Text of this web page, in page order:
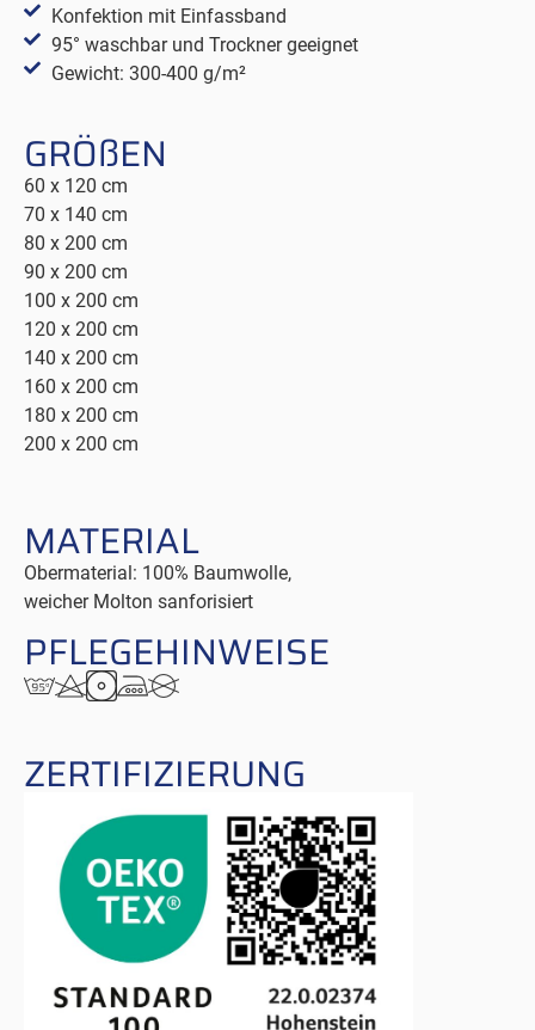
Konfektion mit Einfassband
95° waschbar und Trockner geeignet
Gewicht: 300-400 g/m²
GRÖßEN
60 x 120 cm
70 x 140 cm
80 x 200 cm
90 x 200 cm
100 x 200 cm
120 x 200 cm
140 x 200 cm
160 x 200 cm
180 x 200 cm
200 x 200 cm
MATERIAL
Obermaterial: 100% Baumwolle,
weicher Molton sanforisiert
PFLEGE­HINWEISE
ZERTI­FIZIERUNG